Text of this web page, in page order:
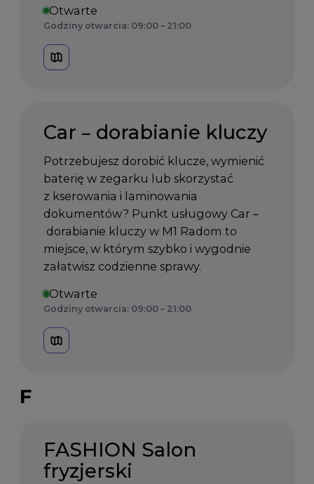
Otwarte
Godziny otwarcia: 09:00 – 21:00
Car – dorabianie kluczy
Potrzebujesz dorobić klucze, wymienić
baterię w zegarku lub skorzystać
z kserowania i laminowania
dokumentów? Punkt usługowy Car –
dorabianie kluczy w M1 Radom to
miejsce, w którym szybko i wygodnie
załatwisz codzienne sprawy.
Otwarte
Godziny otwarcia: 09:00 – 21:00
F
FASHION Salon
fryzjerski